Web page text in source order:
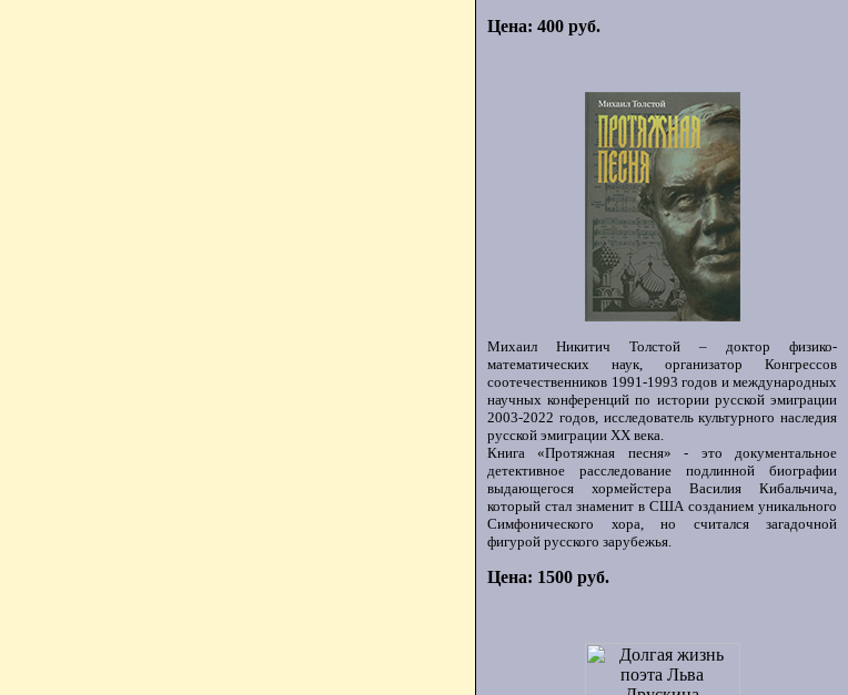
Цена: 400 руб.
Михаил Никитич Толстой – доктор физико-
математических наук, организатор Конгрессов
соотечественников 1991-1993 годов и международных
научных конференций по истории русской эмиграции
2003-2022 годов, исследователь культурного наследия
русской эмиграции ХХ века.
Книга «Протяжная песня» - это документальное
детективное расследование подлинной биографии
выдающегося хормейстера Василия Кибальчича,
который стал знаменит в США созданием уникального
Симфонического хора, но считался загадочной
фигурой русского зарубежья.
Цена: 1500 руб.